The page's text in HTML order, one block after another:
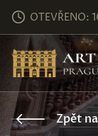
OTEVŘENO:
Zpět